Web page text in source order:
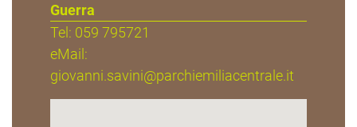
Guerra
Tel: 059 795721
eMail:
giovanni.savini@parchiemiliacentrale.it